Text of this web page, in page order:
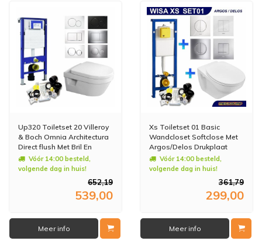
Up320 Toiletset 20 Villeroy
& Boch Omnia Architectura
Direct flush Met Bril En
Drukplaat
Vóór 14:00 besteld,
volgende dag in huis!
652,19
539,00
Meer info
Xs Toiletset 01 Basic
Wandcloset Softclose Met
Argos/Delos Drukplaat
Vóór 14:00 besteld,
volgende dag in huis!
361,79
299,00
Meer info